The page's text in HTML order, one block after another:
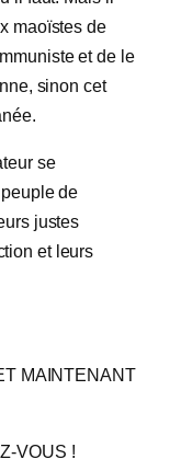
maoïstes de
et de le
sinon cet
se
de
justes
et leurs
MAINTENANT
VOUS !